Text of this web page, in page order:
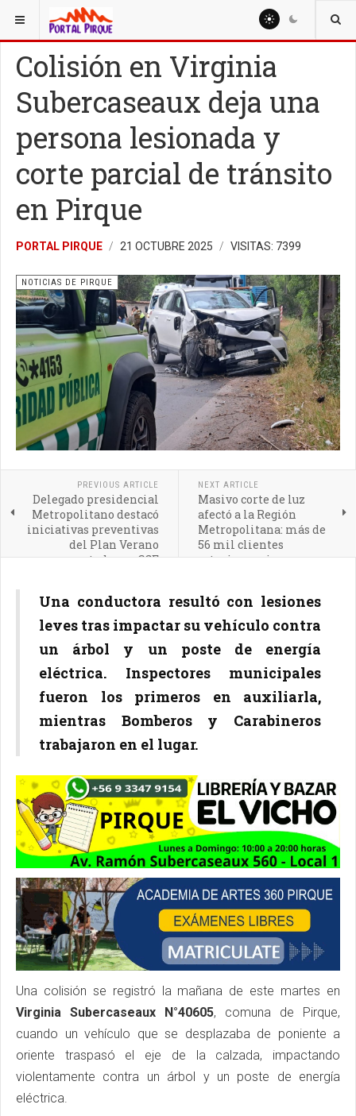
ESTÁ AQUÍ: NOTICIAS
Colisión en Virginia
Subercaseaux deja una
persona lesionada y
corte parcial de tránsito
en Pirque
PORTAL PIRQUE 21 OCTUBRE 2025 VISITAS: 7399
NOTICIAS DE PIRQUE
PREVIOUS ARTICLE
Delegado presidencial
Metropolitano destacó
iniciativas preventivas
del Plan Verano
presentado por CGE
NEXT ARTICLE
Masivo corte de luz
afectó a la Región
Metropolitana: más de
56 mil clientes
estuvieron sin
Una conductora resultó con lesiones
leves tras impactar su vehículo contra
un árbol y un poste de energía
eléctrica. Inspectores municipales
fueron los primeros en auxiliarla,
mientras Bomberos y Carabineros
trabajaron en el lugar.
Una colisión se registró la mañana de este martes en
Virginia Subercaseaux N°40605, comuna de Pirque,
cuando un vehículo que se desplazaba de poniente a
oriente traspasó el eje de la calzada, impactando
violentamente contra un árbol y un poste de energía
eléctrica.